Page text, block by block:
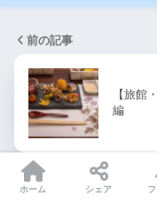
前の記事
【旅館
編
ホーム シェア